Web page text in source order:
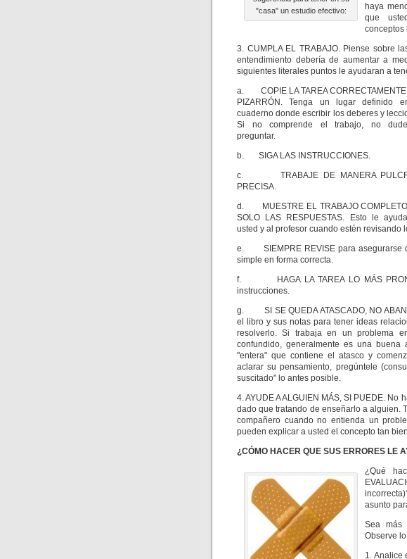
"casa" un estudio efectivo:
haya
que
conceptos
3. CUMPLA EL TRABAJO. Piense sobre
entendimiento debería de aumentar a
siguientes literales puntos le ayudaran a
a. COPIE LA TAREA
PIZARRÓN. Tenga un lugar definido
cuaderno donde escribir los deberes y
Si no comprende el trabajo, no
preguntar.
b. SIGA LAS INSTRUCCIONES.
c. TRABAJE DE MANERA
PRECISA.
d. MUESTRE EL TRABAJO
SOLO LAS RESPUESTAS. Esto le
usted y al profesor cuando estén revisando
e. SIEMPRE REVISE para asegurarse
simple en forma correcta.
f. HAGA LA TAREA LO MÁS
instrucciones.
g. SI SE QUEDA ATASCADO, NO
el libro y sus notas para tener ideas
resolverlo. Si trabaja en un problema
confundido, generalmente es una
"entera" que contiene el atasco y
aclarar su pensamiento, pregúntele
suscitado" lo antes posible.
4. AYUDE A ALGUIEN MÁS, SI PUEDE.
dado que tratando de enseñarlo a alguien.
compañero cuando no entienda un
pueden explicar a usted el concepto tan
¿CÓMO HACER QUE SUS ERRORES LE
¿Qué
asunto
Sea más
Observe
1. Analice